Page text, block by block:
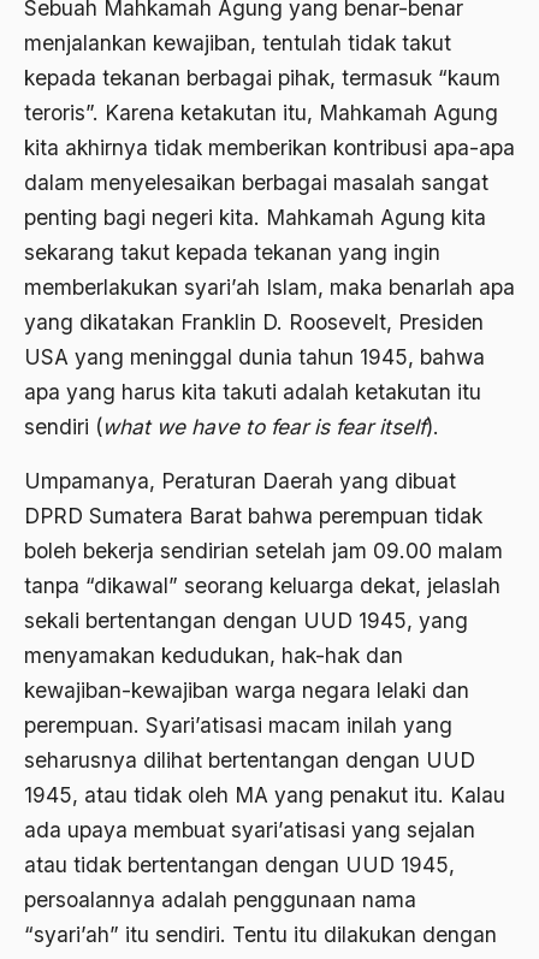
Sebuah Mahkamah Agung yang benar-benar
menjalankan kewajiban, tentulah tidak takut
kepada tekanan berbagai pihak, termasuk “kaum
teroris”. Karena ketakutan itu, Mahkamah Agung
kita akhirnya tidak memberikan kontribusi apa-apa
dalam menyelesaikan berbagai masalah sangat
penting bagi negeri kita. Mahkamah Agung kita
sekarang takut kepada tekanan yang ingin
memberlakukan syari’ah Islam, maka benarlah apa
yang dikatakan Franklin D. Roosevelt, Presiden
USA yang meninggal dunia tahun 1945, bahwa
apa yang harus kita takuti adalah ketakutan itu
sendiri (what we have to fear is fear itself).
Umpamanya, Peraturan Daerah yang dibuat
DPRD Sumatera Barat bahwa perempuan tidak
boleh bekerja sendirian setelah jam 09.00 malam
tanpa “dikawal” seorang keluarga dekat, jelaslah
sekali bertentangan dengan UUD 1945, yang
menyamakan kedudukan, hak-hak dan
kewajiban-kewajiban warga negara lelaki dan
perempuan. Syari’atisasi macam inilah yang
seharusnya dilihat bertentangan dengan UUD
1945, atau tidak oleh MA yang penakut itu. Kalau
ada upaya membuat syari’atisasi yang sejalan
atau tidak bertentangan dengan UUD 1945,
persoalannya adalah penggunaan nama
“syari’ah” itu sendiri. Tentu itu dilakukan dengan
Ahmad Dhani
Ahmad Khomeini
Ahmad Syafi’i Ma’arif
Ahmad Tirtisudiro
ahmad wahib
Ahmad Wahid
Ahmadiyah
AIDS
Airport
Airport Changi
Airport Noto Hadi Negoro
Ajaran AGama
Ajaran Agama Islam
Ajaran Islam
ajaran kemasyarakatan
Ajengan SIngaparna
Akademi Betawi
Akademi Jakarta
Akbar tanjung
akhlak